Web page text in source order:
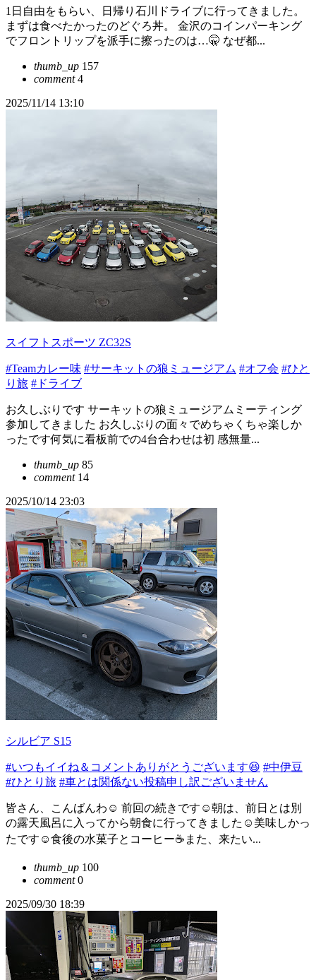
1日自由をもらい、日帰り石川ドライブに行ってきました。
まずは食べたかったのどぐろ丼。 金沢のコインパーキング
でフロントリップを派手に擦ったのは…🤫 なぜ都...
thumb_up 157
comment4
2025/11/14 13:10
スイフトスポーツ ZC32S
#Teamカレー味 #サーキットの狼ミュージアム #オフ会 #ひと
り旅 #ドライブ
お久しぶりです サーキットの狼ミュージアムミーティング
参加してきました お久しぶりの面々でめちゃくちゃ楽しか
ったです何気に看板前での4台合わせは初 感無量...
thumb_up 85
comment14
2025/10/14 23:03
シルビア S15
#いつもイイね＆コメントありがとうございます😆 #中伊豆
#ひとり旅 #車とは関係ない投稿申し訳ございません
皆さん、こんばんわ☺ 前回の続きです☺朝は、前日とは別
の露天風呂に入ってから朝食に行ってきました☺美味しかっ
たです☺食後の水菓子とコーヒー☕️また、来たい...
thumb_up 100
comment0
2025/09/30 18:39